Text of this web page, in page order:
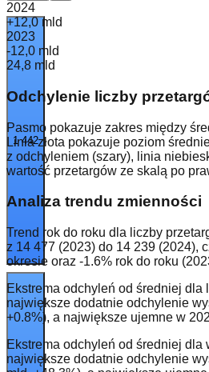
1 442
2024
+12,0 mld
2023
-12,0 mld
24,8 mld
Odchylenie liczby
Pasmo pokazuje zakres między
Linia złota pokazuje poziom
z odchyleniem (szary), linia
wartość przetargów ze skalą po
Analiza trendu zmienności
Trend rok do roku dla liczby
z 14 477 (2023) do 14 239 (2024),
okresie oraz -1.6% rok do roku
Ekstrema odchyleń od średniej dla
największe dodatnie odchylenie
+0.8%), a największe ujemne w
Ekstrema odchyleń od średniej dla
największe dodatnie odchylenie